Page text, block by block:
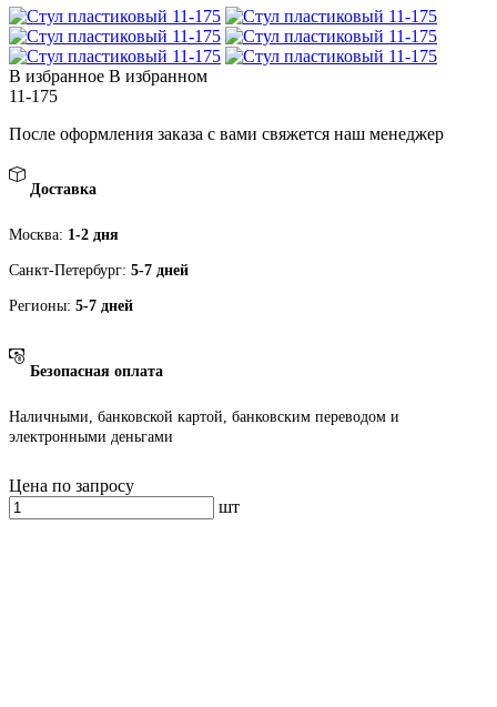
В избранное В избранном
11-175
После оформления заказа с вами свяжется наш менеджер
Доставка
Москва: 1-2 дня
Санкт-Петербург: 5-7 дней
Регионы: 5-7 дней
Безопасная оплата
Наличными, банковской картой, банковским переводом и
электронными деньгами
Цена по запросу
шт